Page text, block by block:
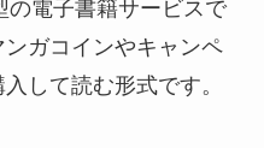
の電子書籍サービスで
ガコインやキャンペ
して読む形式です。